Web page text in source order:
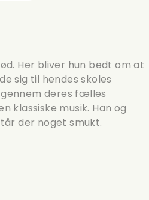
Her bliver hun bedt om at
sig til hendes skoles
deres fælles
klassiske musik. Han og
der noget smukt.